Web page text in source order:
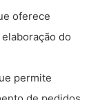
oferece
do
permite